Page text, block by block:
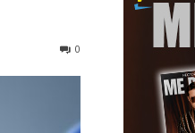
0